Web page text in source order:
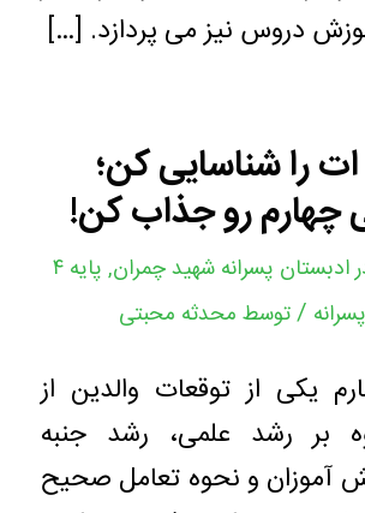
دروس نیز می پردازد. […]
را شناسایی کن؛
چهارم رو جذاب کن!
ادبستان پسرانه شهید چمران,
پایه ۴
/توسط محدثه محبتی
یکی از توقعات والدین از
بر رشد علمی، رشد جنبه
آموزان و نحوه تعامل صحیح